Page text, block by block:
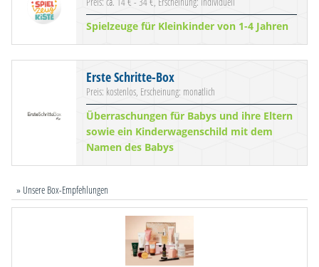
Spielzeuge für Kleinkinder von 1-4 Jahren
Erste Schritte-Box
Preis: kostenlos, Erscheinung: monatlich
Überraschungen für Babys und ihre Eltern
sowie ein Kinderwagenschild mit dem
Namen des Babys
» Unsere Box-Empfehlungen